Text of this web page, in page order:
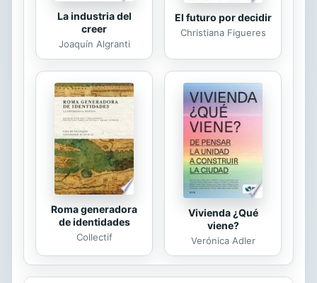
La industria del
creer
Joaquín Algranti
El futuro por decidir
Christiana Figueres
Roma generadora
de identidades
Collectif
Vivienda ¿Qué
viene?
Verónica Adler